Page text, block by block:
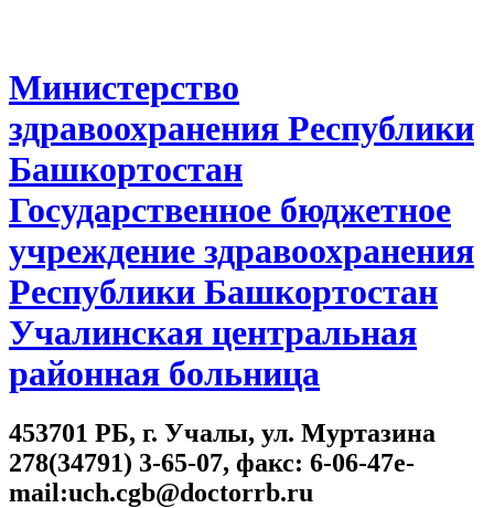
Министерство
здравоохранения Республики
Башкортостан
Государственное бюджетное
учреждение здравоохранения
Республики Башкортостан
Учалинская центральная
районная больница
453701 РБ, г. Учалы, ул. Муртазина
278(34791) 3-65-07, факс: 6-06-47e-
mail:uch.cgb@doctorrb.ru